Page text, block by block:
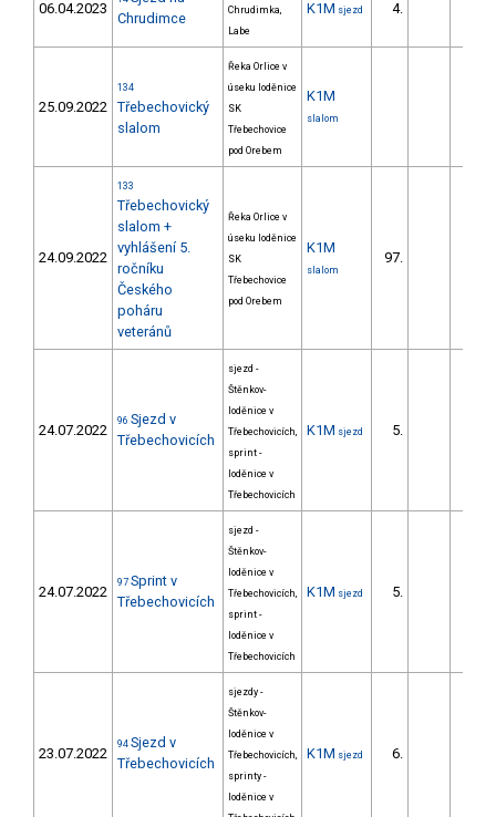
06.04.2023
Chrudimce
Chrudimka,
Labe
K1M sjezd 4.
25.09.2022
134
Třebechovický
slalom
Řeka Orlice v
úseku loděnice
SK
Třebechovice
pod Orebem
K1M
slalom
24.09.2022
133
Třebechovický
slalom +
vyhlášení 5.
ročníku
Českého
poháru
veteránů
Řeka Orlice v
úseku loděnice
SK
Třebechovice
pod Orebem
K1M
slalom
97.
24.07.2022
96 Sjezd v
Třebechovicích
sjezd -
Štěnkov-
loděnice v
Třebechovicích,
sprint -
loděnice v
Třebechovicích
K1M sjezd 5.
24.07.2022
97 Sprint v
Třebechovicích
sjezd -
Štěnkov-
loděnice v
Třebechovicích,
sprint -
loděnice v
Třebechovicích
K1M sjezd 5.
23.07.2022
94 Sjezd v
Třebechovicích
sjezdy -
Štěnkov-
loděnice v
Třebechovicích,
sprinty -
loděnice v
K1M sjezd 6.